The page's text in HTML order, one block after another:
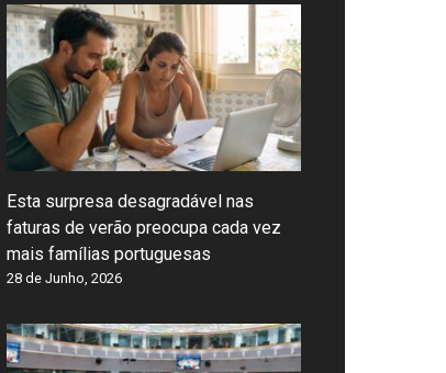
Esta surpresa desagradável nas
faturas de verão preocupa cada vez
mais famílias portuguesas
28 de Junho, 2026